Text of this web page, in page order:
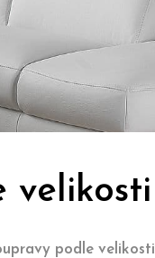
velikosti
podle velikosti